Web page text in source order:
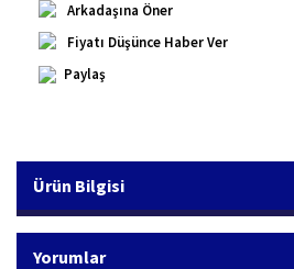
Arkadaşına Öner
Fiyatı Düşünce Haber Ver
Paylaş
Ürün Bilgisi
Yorumlar